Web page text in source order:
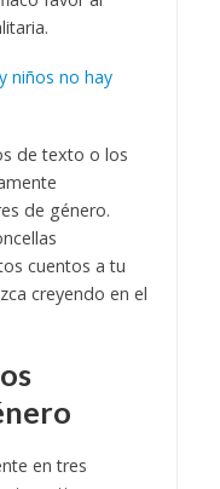
niños no hay
de texto o los
de género.
cuentos a tu
creyendo en el
en tres